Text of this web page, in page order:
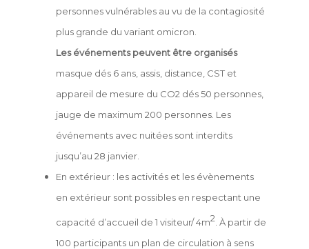
personnes vulnérables au vu de la contagiosité
plus grande du variant omicron.
Les événements peuvent être organisés
masque dés 6 ans, assis, distance, CST et
appareil de mesure du CO2 dés 50 personnes,
jauge de maximum 200 personnes. Les
événements avec nuitées sont interdits
jusqu’au 28 janvier.
En extérieur : les activités et les évènements
en extérieur sont possibles en respectant une
capacité d’accueil de 1 visiteur/ 4m2. À partir de
100 participants un plan de circulation à sens